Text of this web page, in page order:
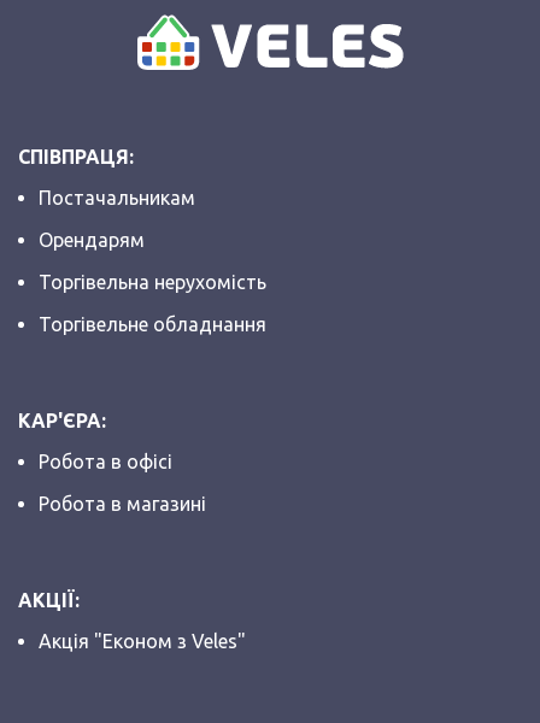
СПІВПРАЦЯ:
Постачальникам
Орендарям
Торгівельна нерухомість
Торгівельне обладнання
КАР'ЄРА:
Робота в офісі
Робота в магазині
АКЦІЇ:
Акція "Економ з Veles"